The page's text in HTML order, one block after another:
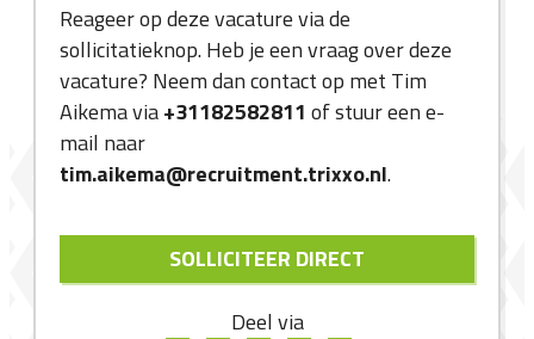
Reageer op deze vacature via de
sollicitatieknop. Heb je een vraag over deze
vacature? Neem dan contact op met Tim
Aikema via+31182582811 of stuur een e-
mail naar
tim.aikema@recruitment.trixxo.nl.
SOLLICITEER DIRECT
Deel via